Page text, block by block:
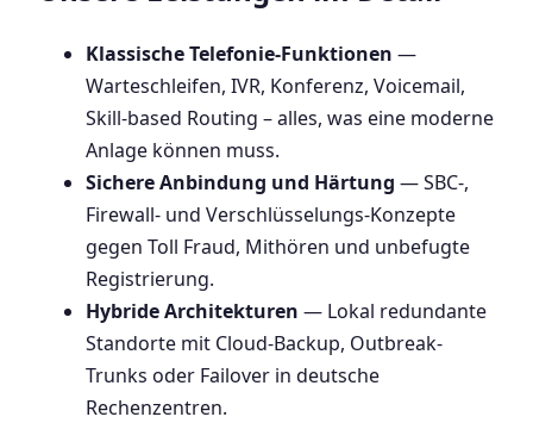
Klassische Telefonie-Funktionen —
Warteschleifen, IVR, Konferenz, Voicemail,
Skill-based Routing – alles, was eine moderne
Anlage können muss.
Sichere Anbindung und Härtung — SBC-,
Firewall- und Verschlüsselungs-Konzepte
gegen Toll Fraud, Mithören und unbefugte
Registrierung.
Hybride Architekturen — Lokal redundante
Standorte mit Cloud-Backup, Outbreak-
Trunks oder Failover in deutsche
Rechenzentren.